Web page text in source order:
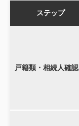
ステップ
戸籍類・相続人確認